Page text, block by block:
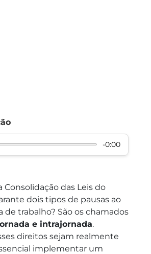
-0:00
Consolidação das Leis do
dois tipos de pausas ao
de trabalho? São os chamados
e intrajornada.
direitos sejam realmente
implementar um